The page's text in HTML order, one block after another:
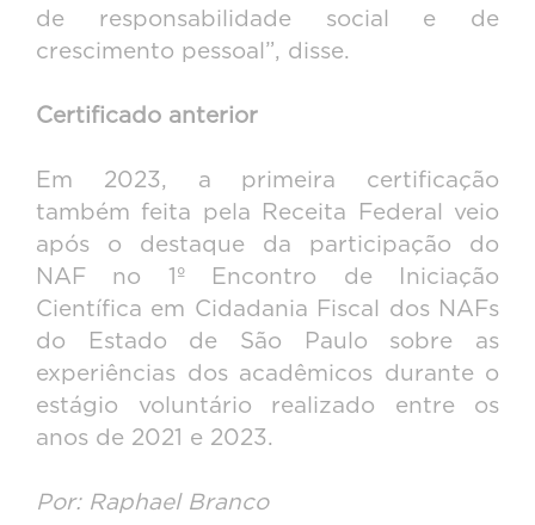
de responsabilidade social e de
crescimento pessoal”, disse.
Certificado anterior
Em 2023, a primeira certificação
também feita pela Receita Federal veio
após o destaque da participação do
NAF no 1º Encontro de Iniciação
Científica em Cidadania Fiscal dos NAFs
do Estado de São Paulo sobre as
experiências dos acadêmicos durante o
estágio voluntário realizado entre os
anos de 2021 e 2023.
Por: Raphael Branco